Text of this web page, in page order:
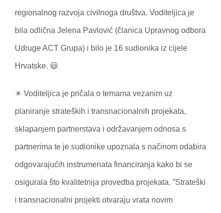
regionalnog razvoja civilnoga društva. Voditeljica je
bila odlična Jelena Pavlović (članica Upravnog odbora
Udruge ACT Grupa) i bilo je 16 sudionika iz cijele
Hrvatske. 😃
✴️ Voditeljica je pričala o temama vezanim uz
planiranje strateških i transnacionalnih projekata,
sklapanjem partnerstava i održavanjem odnosa s
partnerima te je sudionike upoznala s načinom odabira
odgovarajućih instrumenata financiranja kako bi se
osigurala što kvalitetnija provedba projekata. ”Strateški
i transnacionalni projekti otvaraju vrata novim